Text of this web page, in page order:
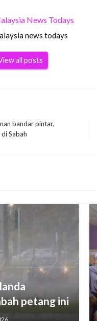
News Todays
news todays
all posts
bandar pintar,
Sabah
petang ini